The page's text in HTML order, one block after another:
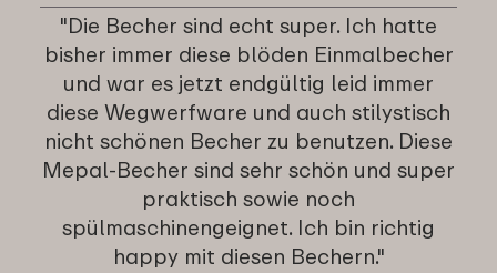
"Die Becher sind echt super. Ich hatte
bisher immer diese blöden Einmalbecher
und war es jetzt endgültig leid immer
diese Wegwerfware und auch stilystisch
nicht schönen Becher zu benutzen. Diese
Mepal-Becher sind sehr schön und super
praktisch sowie noch
spülmaschinengeignet. Ich bin richtig
happy mit diesen Bechern."